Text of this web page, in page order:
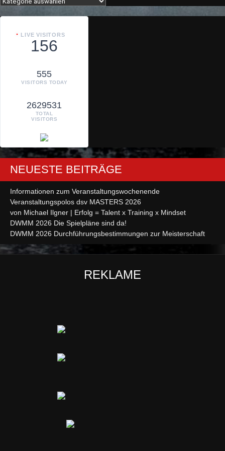
LIVE VISITORS
156
555
VISITORS TODAY
2629531
TOTAL
VISITORS
NEUESTE BEITRÄGE
Informationen zum Veranstaltungswochenende
Veranstaltungspolos dsv MASTERS 2026
von Michael Ilgner | Erfolg = Talent x Training x Mindset
DWMM 2026 Die Spielpläne sind da!
DWMM 2026 Durchführungsbestimmungen zur Meisterschaft
REKLAME